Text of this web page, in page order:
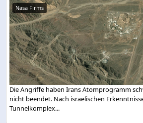
Nasa Firms
Die Angriffe haben Irans Atomprogramm
nicht beendet. Nach israelischen
Tunnelkomplex...